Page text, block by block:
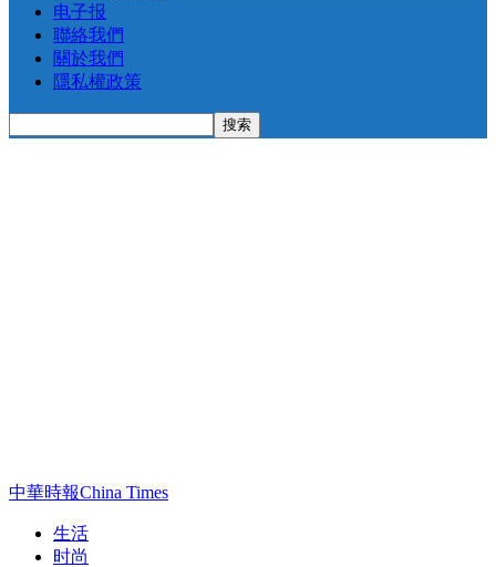
电子报
聯絡我們
關於我們
隱私權政策
中華時報China Times
生活
时尚